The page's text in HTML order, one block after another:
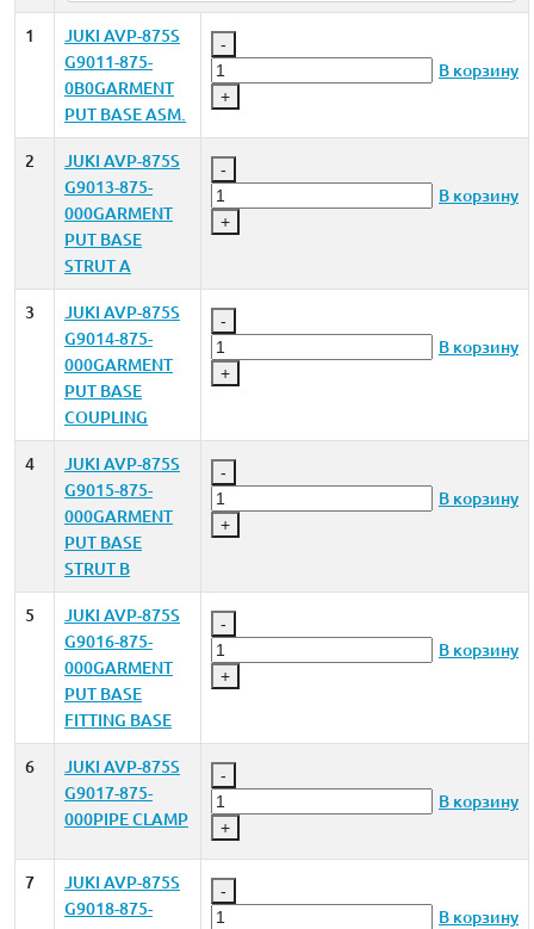
1
JUKI AVP-875S
G9011-875-
0B0GARMENT
PUT BASE ASM.
-
+
В корзину
2
JUKI AVP-875S
G9013-875-
000GARMENT
PUT BASE
STRUT A
-
+
В корзину
3
JUKI AVP-875S
G9014-875-
000GARMENT
PUT BASE
COUPLING
-
+
В корзину
4
JUKI AVP-875S
G9015-875-
000GARMENT
PUT BASE
STRUT B
-
+
В корзину
5
JUKI AVP-875S
G9016-875-
000GARMENT
PUT BASE
FITTING BASE
-
+
В корзину
6
JUKI AVP-875S
G9017-875-
000PIPE CLAMP
-
+
В корзину
7
JUKI AVP-875S
G9018-875-
-
В корзину